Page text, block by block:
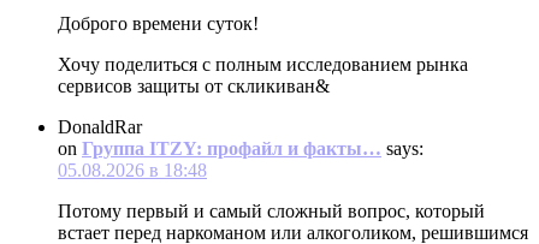
Доброго времени суток!
Хочу поделиться с полным исследованием рынка
сервисов защиты от скликиван&
DonaldRar
on Группа ITZY: профайл и факты… says:
05.08.2026 в 18:48
Потому первый и самый сложный вопрос, который
встает перед наркоманом или алкоголиком, решившимся